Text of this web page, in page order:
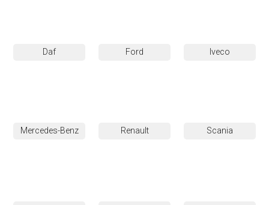
Daf Ford Iveco
Mercedes-Benz Renault Scania